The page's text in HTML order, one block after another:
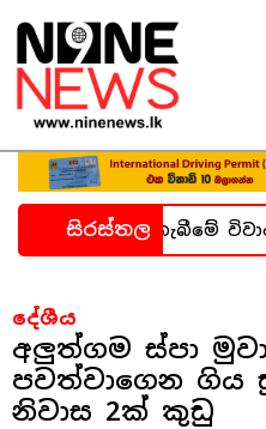
සිරස්තල
කල්තැබීමේ විවාදයක්
දේශීය
අලුත්ගම ස්පා
පවත්වාගෙන ගිය
නිවාස 2ක් කුඩු